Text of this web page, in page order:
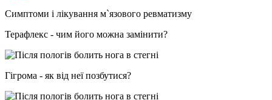
Симптоми і лікування м`язового ревматизму
Терафлекс - чим його можна замінити?
Гігрома - як від неї позбутися?